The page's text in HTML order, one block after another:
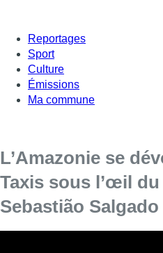
Reportages
Sport
Culture
Émissions
Ma commune
L’Amazonie se
Taxis sous l’œil
Sebastião Salgado